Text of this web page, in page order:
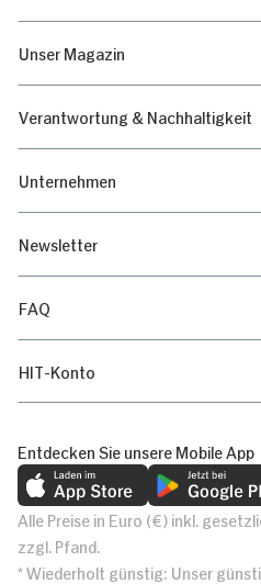
Unser Magazin
Verantwortung & Nachhaltigkeit
Unternehmen
Newsletter
FAQ
HIT-Konto
Entdecken Sie unsere Mobile App
Alle Preise in Euro (€) inkl.
zzgl. Pfand.
* Wiederholt günstig: Unser